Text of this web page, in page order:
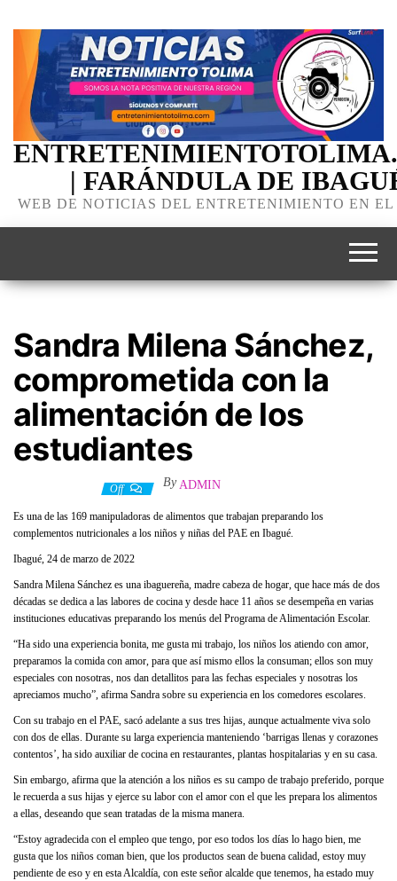
| FARÁNDULA DE
WEB DE NOTICIAS DEL ENTRETENIMIENTO EN
Sandra Milena Sánchez,
comprometida con la
alimentación de los
estudiantes
Off By ADMIN
Es una de las 169 manipuladoras de alimentos que trabajan preparando los
complementos nutricionales a los niños y niñas del PAE en Ibagué.
Ibagué, 24 de marzo de 2022
Sandra Milena Sánchez es una ibaguereña, madre cabeza de hogar, que hace más de dos
décadas se dedica a las labores de cocina y desde hace 11 años se desempeña en varias
instituciones educativas preparando los menús del Programa de Alimentación Escolar.
“Ha sido una experiencia bonita, me gusta mi trabajo, los niños los atiendo con amor,
preparamos la comida con amor, para que así mismo ellos la consuman; ellos son muy
especiales con nosotras, nos dan detallitos para las fechas especiales y nosotras los
apreciamos mucho”, afirma Sandra sobre su experiencia en los comedores escolares.
Con su trabajo en el PAE, sacó adelante a sus tres hijas, aunque actualmente viva solo
con dos de ellas. Durante su larga experiencia manteniendo ‘barrigas llenas y corazones
contentos’, ha sido auxiliar de cocina en restaurantes, plantas hospitalarias y en su casa.
Sin embargo, afirma que la atención a los niños es su campo de trabajo preferido, porque
le recuerda a sus hijas y ejerce su labor con el amor con el que les prepara los alimentos
a ellas, deseando que sean tratadas de la misma manera.
“Estoy agradecida con el empleo que tengo, por eso todos los días lo hago bien, me
gusta que los niños coman bien, que los productos sean de buena calidad, estoy muy
pendiente de eso y en esta Alcaldía, con este señor alcalde que tenemos, ha estado muy